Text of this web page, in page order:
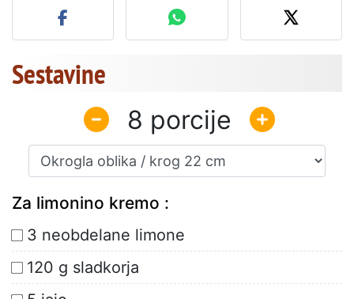
Sestavine
8
Za limonino kremo :
3 neobdelane limone
120 g sladkorja